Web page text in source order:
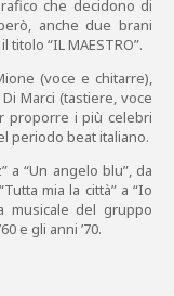
che decidono di
anche due brani
“IL MAESTRO”.
(voce e chitarre),
Marci (tastiere, voce
proporre i più celebri
periodo beat italiano.
a “Un angelo blu”, da
mia la città” a “Io
musicale del gruppo
e gli anni ’70.